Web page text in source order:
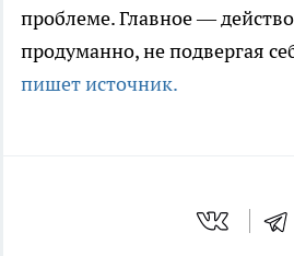
проблеме. Главное —
продуманно, не подвергая
пишет источник.